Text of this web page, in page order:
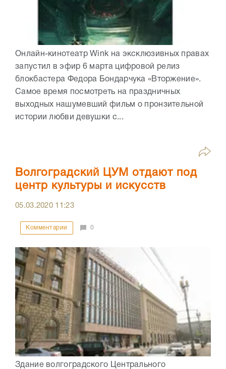
Онлайн-кинотеатр Wink на эксклюзивных правах
запустил в эфир 6 марта цифровой релиз
блокбастера Федора Бондарчука «Вторжение».
Самое время посмотреть на праздничных
выходных нашумевший фильм о пронзительной
истории любви девушки с...
Волгоградский ЦУМ отдают под
центр культуры и искусств
05.03.2020 11:23
Комментарии 0
Здание волгоградского Центрального